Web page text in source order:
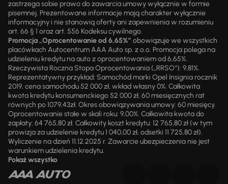
zastrzega sobie prawo do zawarcia umowy wyłącznie w formie
pisemnej. Prezentowane informacje mają charakter wyłącznie
informacyjny i nie stanowią oferty ani zapewnienia w rozumieniu
art. 66 § 1 oraz art. 556 Kodeksu cywilnego.
Promocja „Oprocentowanie od 6,65%” obowiązuje we wszystkich
placówkach Autocentrum AAA Auto sp. z o.o. Promocja polega na
udzieleniu kredytu na auto z oprocentowaniem od 6,65%.
Rzeczywista Roczna Stopa Oprocentowania („RRSO“): 9,81%.
Reprezentatywny przykład: Samochód marki Opel Insignia rocznik
2019, cena samochodu 52 000 zł, wkład własny 0%. Całkowita
kwota kredytu konsumenckiego 52 000 zł, 60 miesięcznych rat
równych po 1079,43zł. Okres obowiązywania umowy: 60 miesięcy.
Oprocentowanie stałe w skali roku: 9,00%. Całkowita kwota do
zapłaty: 64 765,80 zł. Całkowity koszt kredytu: 12 765,80 zł (w tym
prowizja za udzielenie kredytu 1 040,00 zł, odsetki 11 725,80 zł).
Wyliczenie na dzień 11.12.2025 r. Zawarcie ubezpieczenia nie jest
warunkiem udzielenia kredytu.
Pokaż wszystko